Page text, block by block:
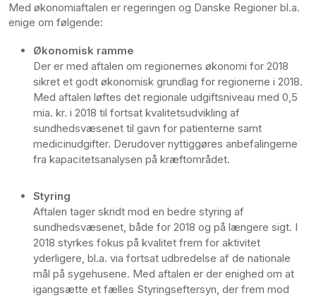
Med økonomiaftalen er regeringen og Danske Regioner bl.a.
enige om følgende:
Økonomisk ramme
Der er med aftalen om regionernes økonomi for 2018
sikret et godt økonomisk grundlag for regionerne i 2018.
Med aftalen løftes det regionale udgiftsniveau med 0,5
mia. kr. i 2018 til fortsat kvalitetsudvikling af
sundhedsvæsenet til gavn for patienterne samt
medicinudgifter. Derudover nyttiggøres anbefalingerne
fra kapacitetsanalysen på kræftområdet.
Styring
Aftalen tager skridt mod en bedre styring af
sundhedsvæsenet, både for 2018 og på længere sigt. I
2018 styrkes fokus på kvalitet frem for aktivitet
yderligere, bl.a. via fortsat udbredelse af de nationale
mål på sygehusene. Med aftalen er der enighed om at
igangsætte et fælles Styringseftersyn, der frem mod